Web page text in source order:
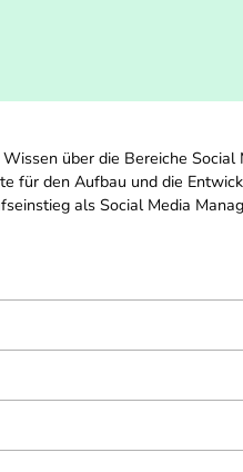
über die Bereiche Social
für den Aufbau und die
als Social Media